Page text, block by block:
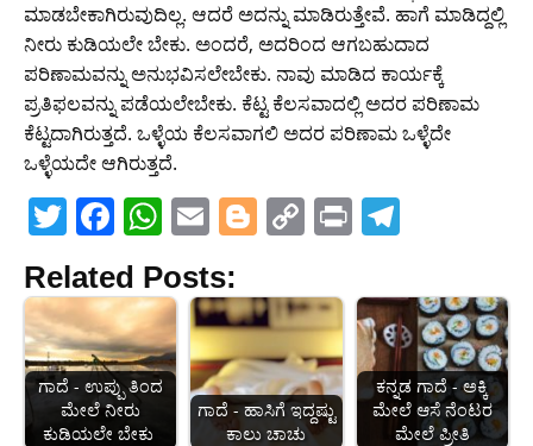
ಮಾಡಬೇಕಾಗಿರುವುದಿಲ್ಲ. ಆದರೆ ಅದನ್ನು ಮಾಡಿರುತ್ತೇವೆ. ಹಾಗೆ ಮಾಡಿದ್ದಲ್ಲಿ
ನೀರು ಕುಡಿಯಲೇ ಬೇಕು. ಅಂದರೆ, ಅದರಿಂದ ಆಗಬಹುದಾದ
ಪರಿಣಾಮವನ್ನು ಅನುಭವಿಸಲೇಬೇಕು. ನಾವು ಮಾಡಿದ ಕಾರ್ಯಕ್ಕೆ
ಪ್ರತಿಫಲವನ್ನು ಪಡೆಯಲೇಬೇಕು. ಕೆಟ್ಟ ಕೆಲಸವಾದಲ್ಲಿ ಅದರ ಪರಿಣಾಮ
ಕೆಟ್ಟದಾಗಿರುತ್ತದೆ. ಒಳ್ಳೆಯ ಕೆಲಸವಾಗಲಿ ಅದರ ಪರಿಣಾಮ ಒಳ್ಳೆದೇ
ಒಳ್ಳೆಯದೇ ಆಗಿರುತ್ತದೆ.
T
w
itt
er
F
a
c
e
b
o
W
at
s
A
E
ai
l
Bl
g
g
er
C
p
y
Li
n
Pr
t e
gr
a
m
Related Posts:
ಗಾದೆ - ಉಪ್ಪು ತಿಂದ
ಮೇಲೆ ನೀರು
ಕುಡಿಯಲೇ ಬೇಕು
ಗಾದೆ - ಹಾಸಿಗೆ ಇದ್ದಷ್ಟು
ಕಾಲು ಚಾಚು
ಕನ್ನಡ ಗಾದೆ - ಅಕ್ಕಿ
ಮೇಲೆ ಆಸೆ ನೆಂಟರ
ಮೇಲೆ ಪ್ರೀತಿ